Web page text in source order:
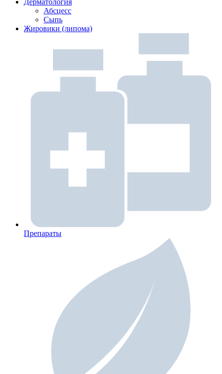
Дерматология
Абсцесс
Сыпь
Жировики (липома)
Препараты